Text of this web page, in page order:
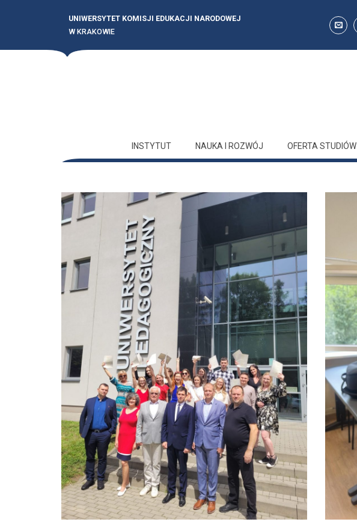
UNIWERSYTET KOMISJI EDUKACJI NARODOWEJ
W KRAKOWIE
INSTYTUT NAUKA I ROZWÓJ OFERTA STUDIÓW